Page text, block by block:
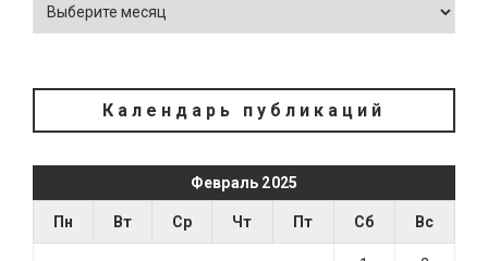
Календарь публикаций
Февраль 2025
Пн Вт Ср Чт Пт Сб Вс